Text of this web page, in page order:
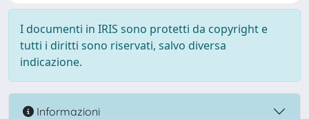
I documenti in IRIS sono protetti da copyright e
tutti i diritti sono riservati, salvo diversa
indicazione.
Informazioni